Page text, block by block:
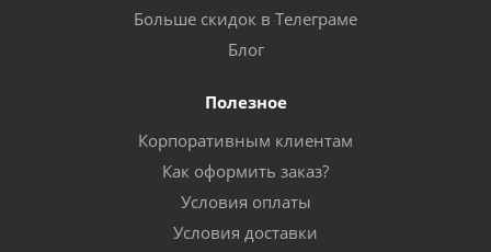
Больше скидок в Телеграме
Блог
Полезное
Корпоративным клиентам
Как оформить заказ?
Условия оплаты
Условия доставки